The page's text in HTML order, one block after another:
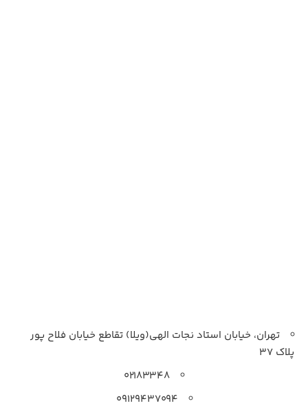
تهران، خیابان استاد نجات الهی(ویلا) تقاطع خیابان فلاح پور
پلاک 37
۰۲۱۸۳۳۴۸
۰۹۱۲۹۴۳۷۰۹۴